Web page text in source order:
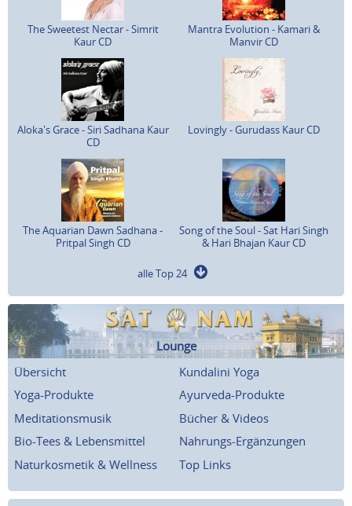
The Sweetest Nectar - Simrit
Kaur CD
Mantra Evolution - Kamari &
Manvir CD
Aloka's Grace - Siri Sadhana Kaur
CD
Lovingly - Gurudass Kaur CD
The Aquarian Dawn Sadhana -
Pritpal Singh CD
Song of the Soul - Sat Hari Singh
& Hari Bhajan Kaur CD
alle Top 24
Lounge
Übersicht
Kundalini Yoga
Yoga-Produkte
Ayurveda-Produkte
Meditationsmusik
Bücher & Videos
Bio-Tees & Lebensmittel
Nahrungs-Ergänzungen
Naturkosmetik & Wellness
Top Links